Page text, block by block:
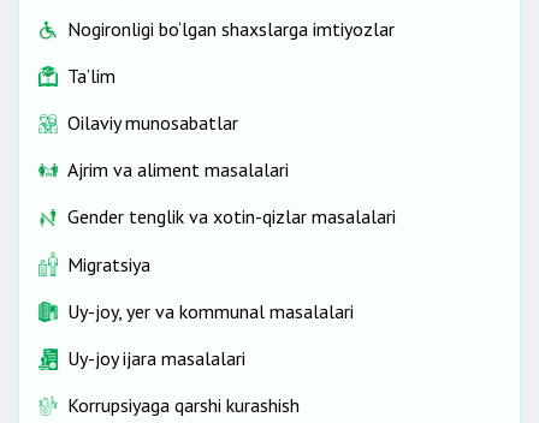
Nogironligi bo‘lgan shaxslarga imtiyozlar
Ta’lim
Oilaviy munosabatlar
Ajrim va aliment masalalari
Gender tenglik va xotin-qizlar masalalari
Migratsiya
Uy-joy, yer va kommunal masalalari
Uy-joy ijara masalalari
Korrupsiyaga qarshi kurashish